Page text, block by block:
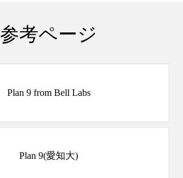
参考ページ
Plan 9 from Bell Labs
Plan 9(愛知大)